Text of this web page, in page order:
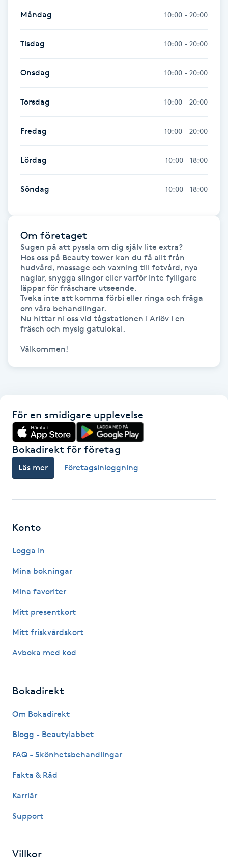
Katun fransar
Kemisk peeling
Keratinbehandling
Kinesiologi
Kinesisk medicin
Kiropraktik
Klangmassage
Klippning
Klippning & Slingor
Klippning ungdom
Kosmetisk tatuering
Kostrådgivning
Kroppsinpackning
Käkledsbehandling
Lashlift Keratin
LED-ljusterapi
Liktornar
LPG
LPG-massage
Luggklippning
Läpptatuering
Måndag 10:00 - 20:00
Tisdag 10:00 - 20:00
Onsdag 10:00 - 20:00
Torsdag 10:00 - 20:00
Fredag 10:00 - 20:00
Lördag 10:00 - 18:00
Söndag 10:00 - 18:00
Om företaget
Sugen på att pyssla om dig själv lite extra?
Hos oss på Beauty tower kan du få allt från
hudvård, massage och vaxning till fotvård, nya
naglar, snygga slingor eller varför inte fylligare
läppar för fräschare utseende.
Tveka inte att komma förbi eller ringa och fråga
om våra behandlingar.
Nu hittar ni oss vid tågstationen i Arlöv i en
fräsch och mysig gatulokal.
Välkommen!
För en smidigare upplevelse
Bokadirekt för företag
Läs mer Företagsinloggning
Konto
Logga in
Mina bokningar
Mina favoriter
Mitt presentkort
Mitt friskvårdskort
Avboka med kod
Bokadirekt
Om Bokadirekt
Blogg - Beautylabbet
FAQ - Skönhetsbehandlingar
Fakta & Råd
Karriär
Support
Villkor